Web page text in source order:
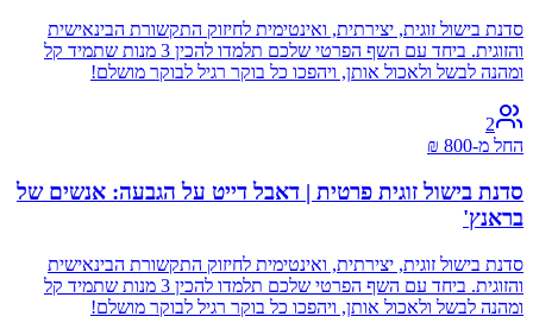
סדנת בישול זוגית, יצירתית, ואינטימית לחיזוק התקשורת הבינאישית
והזוגית. ביחד עם השף הפרטי שלכם תלמדו להכין 3 מנות שתמיד קל
ומהנה לבשל ולאכול אותן, ויהפכו כל בוקר רגיל לבוקר מושלם!
2
החל מ-800
₪
סדנת בישול זוגית פרטית | דאבל דייט על הגבעה: אנשים של
בראנץ'
סדנת בישול זוגית, יצירתית, ואינטימית לחיזוק התקשורת הבינאישית
והזוגית. ביחד עם השף הפרטי שלכם תלמדו להכין 3 מנות שתמיד קל
ומהנה לבשל ולאכול אותן, ויהפכו כל בוקר רגיל לבוקר מושלם!